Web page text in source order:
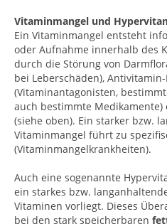
Vitaminmangel und
Ein Vitaminmangel entsteht
oder Aufnahme innerhalb des
durch die Störung von
bei Leberschäden),
(Vitaminantagonisten,
auch bestimmte
(siehe oben). Ein starker bzw.
Vitaminmangel führt zu
(Vitaminmangelkrankheiten).
Auch eine sogenannte
ein starkes bzw.
Vitaminen vorliegt. Dieses
bei den stark speicherbaren